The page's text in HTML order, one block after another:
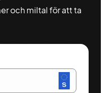
och miltal för att ta